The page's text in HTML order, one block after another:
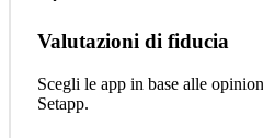
Valutazioni di fiducia
Scegli le app in base alle
Setapp.